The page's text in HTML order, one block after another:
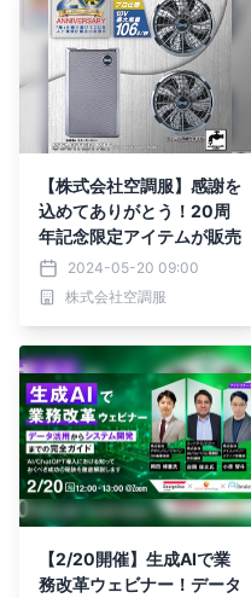
【株式会社空調服】感謝を
込めてありがとう！20周
年記念限定アイテムが販売
2024-05-20 09:00
株式会社空調服
【2/20開催】生成AIで業
務改革ウェビナー！データ